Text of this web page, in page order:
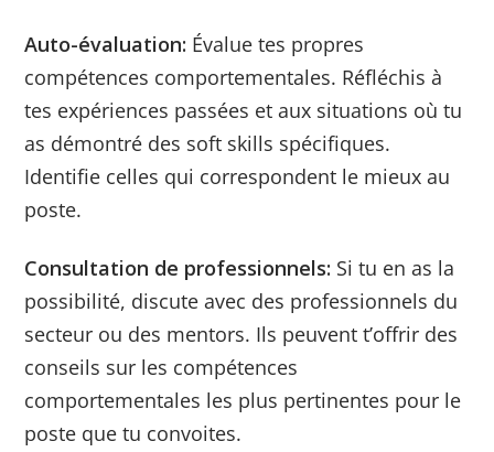
Auto-évaluation: Évalue tes propres
compétences comportementales. Réfléchis à
tes expériences passées et aux situations où tu
as démontré des soft skills spécifiques.
Identifie celles qui correspondent le mieux au
poste.
Consultation de professionnels: Si tu en as la
possibilité, discute avec des professionnels du
secteur ou des mentors. Ils peuvent t’offrir des
conseils sur les compétences
comportementales les plus pertinentes pour le
poste que tu convoites.